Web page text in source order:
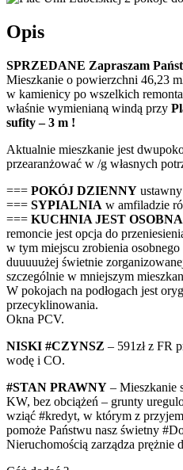
Opis
SPRZEDANE Zapraszam
Mieszkanie o powierzchni 46,23
w kamienicy po wszelkich
właśnie wymienianą windą przy
sufity – 3 m !
Aktualnie mieszkanie jest
przearanżować w /g własnych
=== POKÓJ DZIENNY
=== SYPIALNIA w amfiladzie
=== KUCHNIA JEST OSOBNA
remoncie jest opcja do
w tym miejscu zrobienia
duuuuużej świetnie
szczególnie w mniejszym
W pokojach na podłogach jest
przecyklinowania.
Okna PCV.
NISKI #CZYNSZ – 591zł z FR
wodę i CO.
#STAN PRAWNY – Mieszkanie
KW, bez obciążeń – grunty
wziąć #kredyt, w którym z
pomoże Państwu nasz świetny
Nieruchomością zarządza prężnie